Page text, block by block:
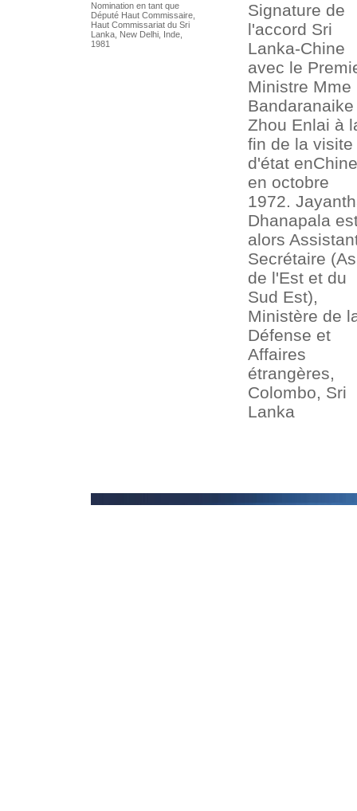
Nomination en tant que
Député Haut Commissaire,
Haut Commissariat du Sri
Lanka, New Delhi, Inde,
1981
Signature de
l'accord Sri
Lanka-Chine
avec le
Ministre Mme
Zhou Enlai à
fin de la visite
d'état enChine
en octobre
1972.
Dhanapala
alors
Secrétaire
de l'Est et du
Sud Est),
Ministère de
Défense et
Affaires
étrangères,
Colombo, Sri
Lanka